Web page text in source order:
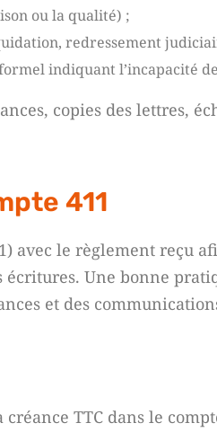
ou la qualité) ;
redressement
indiquant l’incapacité
copies des lettres,
411
avec le règlement reçu
Une bonne
et des
TTC dans le